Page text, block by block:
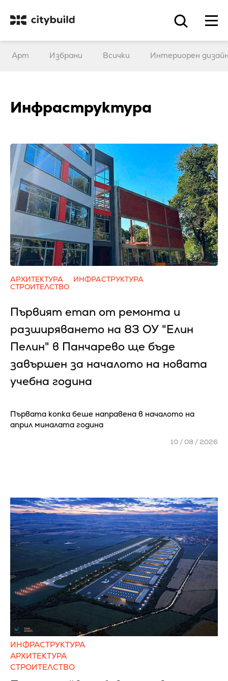
Арт Избрани Всички Интериорен
Инфраструктура
АРХИТЕКТУРА
ИНФРАСТРУКТУРА
СТРОИТЕЛСТВО
Първият етап от ремонта и
разширяването на 83 ОУ "Елин
Пелин" в Панчарево ще бъде
завършен за началото на новата
учебна година
Първата копка беше направена в началото на
април миналата година
10 / 08 / 2026
ИНФРАСТРУКТУРА
АРХИТЕКТУРА
СТРОИТЕЛСТВО